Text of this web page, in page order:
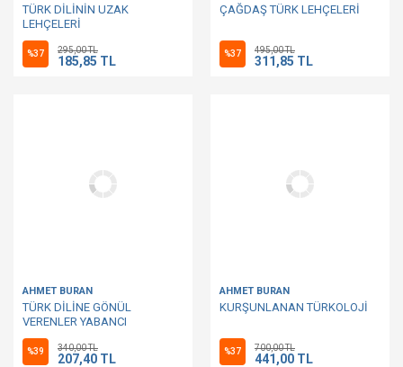
TÜRK DİLİNİN UZAK
LEHÇELERİ
%37 295,00 TL
185,85 TL
ÇAĞDAŞ TÜRK LEHÇELERİ
%37 495,00 TL
311,85 TL
AHMET BURAN
TÜRK DİLİNE GÖNÜL
VERENLER YABANCI
TÜRKOLOGLAR
%39 340,00 TL
207,40 TL
AHMET BURAN
KURŞUNLANAN TÜRKOLOJİ
%37 700,00 TL
441,00 TL